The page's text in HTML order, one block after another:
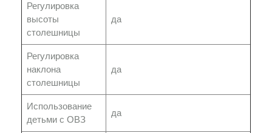
Регулировка
высоты
столешницы
да
Регулировка
наклона
столешницы
да
Использование
детьми с ОВЗ
да